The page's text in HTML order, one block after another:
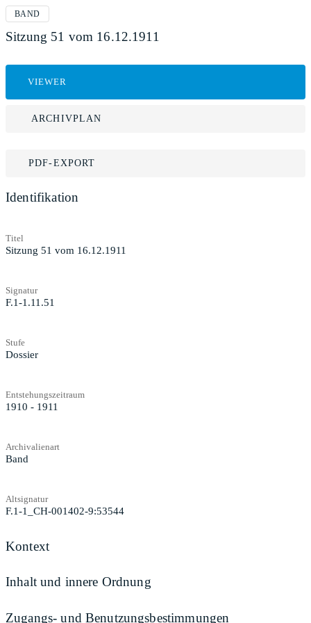
BAND
Sitzung 51 vom 16.12.1911
VIEWER
ARCHIVPLAN
PDF-EXPORT
Identifikation
Titel
Sitzung 51 vom 16.12.1911
Signatur
F.1-1.11.51
Stufe
Dossier
Entstehungszeitraum
1910 - 1911
Archivalienart
Band
Altsignatur
F.1-1_CH-001402-9:53544
Kontext
Inhalt und innere Ordnung
Zugangs- und Benutzungsbestimmungen